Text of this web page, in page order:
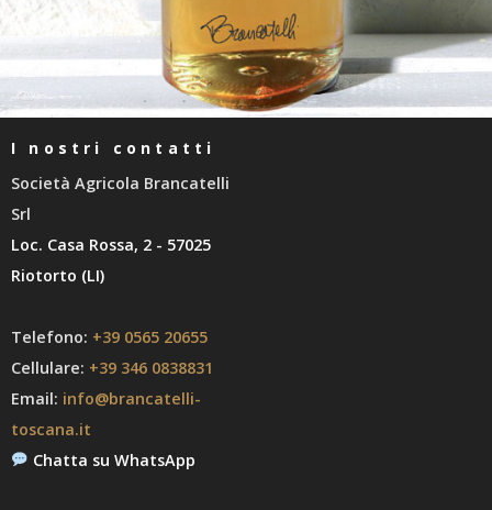
I nostri contatti
Società Agricola Brancatelli
Srl
Loc. Casa Rossa, 2 - 57025
Riotorto (LI)
Telefono: +39 0565 20655
Cellulare: +39 346 0838831
Email: info@brancatelli-
toscana.it
Chatta su WhatsApp